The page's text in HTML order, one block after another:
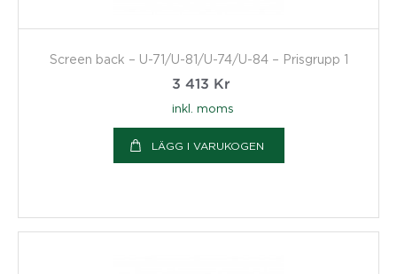
Screen back – U-71/U-81/U-74/U-84 – Prisgrupp 1
3 413 Kr
inkl. moms
LÄGG I VARUKOGEN